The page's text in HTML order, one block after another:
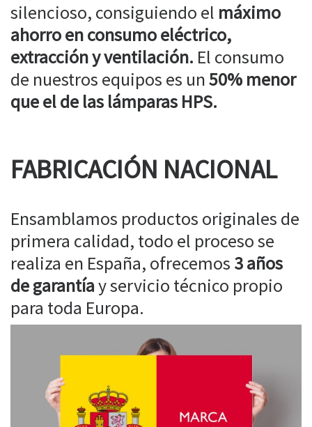
silencioso, consiguiendo el máximo
ahorro en consumo eléctrico,
extracción y ventilación. El consumo
de nuestros equipos es un50% menor
que el de las lámparas HPS.
FABRICACIÓN NACIONAL
Ensamblamos productos originales de
primera calidad, todo el proceso se
realiza en España, ofrecemos 3 años
de garantíay servicio técnico propio
para toda Europa.